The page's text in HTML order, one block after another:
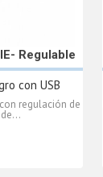
Regulable
con USB
regulación de